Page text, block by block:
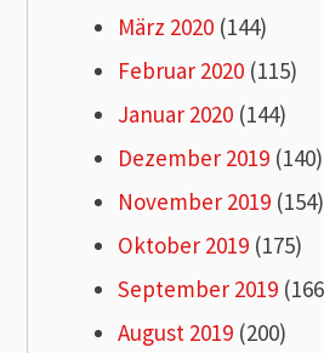
März 2020 (144)
Februar 2020 (115)
Januar 2020 (144)
Dezember 2019 (140)
November 2019 (154)
Oktober 2019 (175)
September 2019
August 2019 (200)